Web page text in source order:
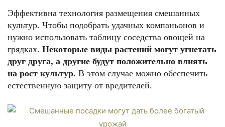
Эффективна технология размещения смешанных
культур. Чтобы подобрать удачных компаньонов и
нужно использовать таблицу соседства овощей на
грядках. Некоторые виды растений могут угнетать
друг друга, а другие будут положительно влиять
на рост культур. В этом случае можно обеспечить
естественную защиту от вредителей.